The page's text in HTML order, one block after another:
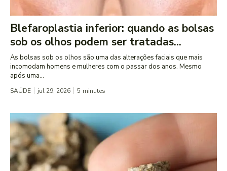
Blefaroplastia inferior: quando as bolsas
sob os olhos podem ser tratadas...
As bolsas sob os olhos são uma das alterações faciais que mais
incomodam homens e mulheres com o passar dos anos. Mesmo
após uma...
SAÚDE jul 29, 2026 5 minutes